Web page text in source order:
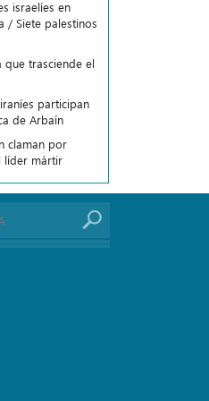
israelíes en
/ Siete palestinos
que trasciende el
participan
de Arbaín
claman por
líder mártir